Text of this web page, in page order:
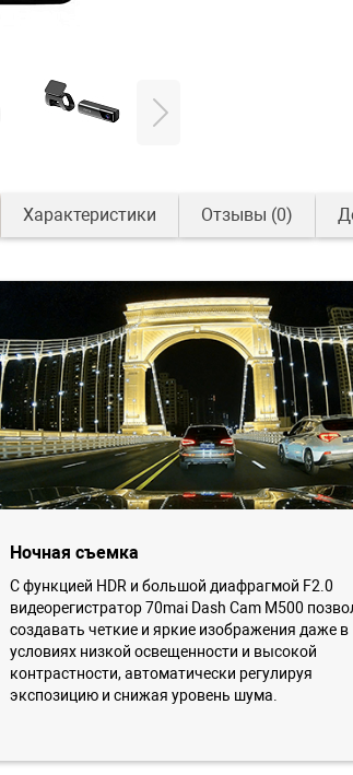
Характеристики Отзывы (0)
Ночная съемка
С функцией HDR и большой диафрагмой F2.0
видеорегистратор 70mai Dash Cam M500
создавать четкие и яркие изображения даже в
условиях низкой освещенности и высокой
контрастности, автоматически регулируя
экспозицию и снижая уровень шума.